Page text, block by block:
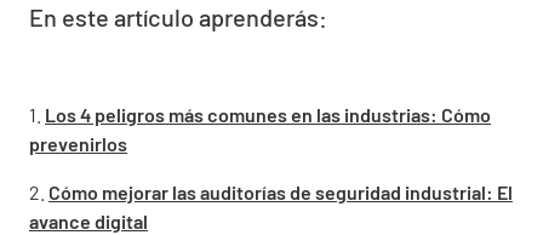
En este artículo aprenderás:
1. Los 4 peligros más comunes en las industrias: Cómo
prevenirlos
2. Cómo mejorar las auditorías de seguridad industrial: El
avance digital